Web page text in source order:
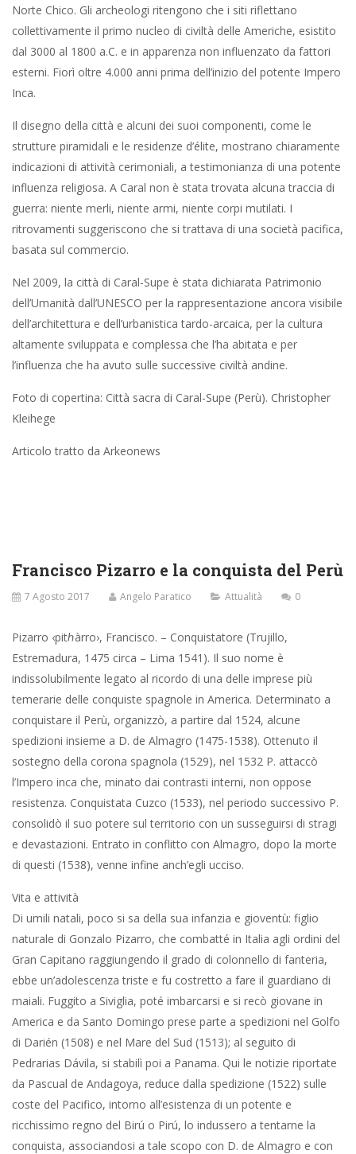
Norte Chico. Gli archeologi ritengono che i siti riflettano
collettivamente il primo nucleo di civiltà delle Americhe, esistito
dal 3000 al 1800 a.C. e in apparenza non influenzato da fattori
esterni. Fiorì oltre 4.000 anni prima dell’inizio del potente Impero
Inca.
Il disegno della città e alcuni dei suoi componenti, come le
strutture piramidali e le residenze d’élite, mostrano chiaramente
indicazioni di attività cerimoniali, a testimonianza di una potente
influenza religiosa. A Caral non è stata trovata alcuna traccia di
guerra: niente merli, niente armi, niente corpi mutilati. I
ritrovamenti suggeriscono che si trattava di una società pacifica,
basata sul commercio.
Nel 2009, la città di Caral-Supe è stata dichiarata Patrimonio
dell’Umanità dall’UNESCO per la rappresentazione ancora visibile
dell’architettura e dell’urbanistica tardo-arcaica, per la cultura
altamente sviluppata e complessa che l’ha abitata e per
l’influenza che ha avuto sulle successive civiltà andine.
Foto di copertina: Città sacra di Caral-Supe (Perù). Christopher
Kleihege
Articolo tratto da Arkeonews
Francisco Pizarro e la conquista del Perù
7 Agosto 2017 Angelo Paratico Attualità 0
Pizarro ‹pitℎàrro›, Francisco. – Conquistatore (Trujillo,
Estremadura, 1475 circa – Lima 1541). Il suo nome è
indissolubilmente legato al ricordo di una delle imprese più
temerarie delle conquiste spagnole in America. Determinato a
conquistare il Perù, organizzò, a partire dal 1524, alcune
spedizioni insieme a D. de Almagro (1475-1538). Ottenuto il
sostegno della corona spagnola (1529), nel 1532 P. attaccò
l’Impero inca che, minato dai contrasti interni, non oppose
resistenza. Conquistata Cuzco (1533), nel periodo successivo P.
consolidò il suo potere sul territorio con un susseguirsi di stragi
e devastazioni. Entrato in conflitto con Almagro, dopo la morte
di questi (1538), venne infine anch’egli ucciso.
Vita e attività
Di umili natali, poco si sa della sua infanzia e gioventù: figlio
naturale di Gonzalo Pizarro, che combatté in Italia agli ordini del
Gran Capitano raggiungendo il grado di colonnello di fanteria,
ebbe un’adolescenza triste e fu costretto a fare il guardiano di
maiali. Fuggito a Siviglia, poté imbarcarsi e si recò giovane in
America e da Santo Domingo prese parte a spedizioni nel Golfo
di Darién (1508) e nel Mare del Sud (1513); al seguito di
Pedrarias Dávila, si stabilì poi a Panama. Qui le notizie riportate
da Pascual de Andagoya, reduce dalla spedizione (1522) sulle
coste del Pacifico, intorno all’esistenza di un potente e
ricchissimo regno del Birú o Pirú, lo indussero a tentarne la
conquista, associandosi a tale scopo con D. de Almagro e con